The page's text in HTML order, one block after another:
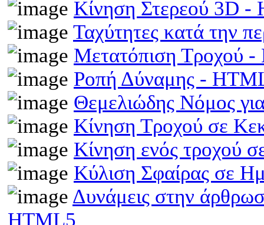
Κίνηση Στερεού 3D -
Ταχύτητες κατά την
Μετατόπιση Τροχού
Ροπή Δύναμης -
Θεμελιώδης Νόμος
Κίνηση Τροχού σε
Κίνηση ενός τροχού
Κύλιση Σφαίρας σε
Δυνάμεις στην
HTML5